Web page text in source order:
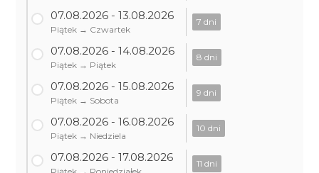
07.08.2026 - 13.08.2026
Piątek → Czwartek
7 dni
07.08.2026 - 14.08.2026
Piątek → Piątek
8 dni
07.08.2026 - 15.08.2026
Piątek → Sobota
9 dni
07.08.2026 - 16.08.2026
Piątek → Niedziela
10 dni
07.08.2026 - 17.08.2026 11 dni